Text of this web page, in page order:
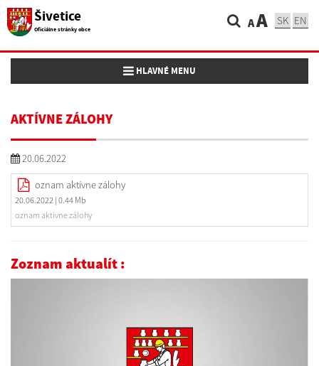
Šivetice
Oficiálne stránky obce AA SK EN
Toggle navigation
HLAVNÉ MENU
AKTÍVNE ZÁLOHY
20.06.2022
oznam aktívne zálohy
20.06.2022 | 0.44 Mb
oznam aktívne zálohy
Zoznam aktualít :